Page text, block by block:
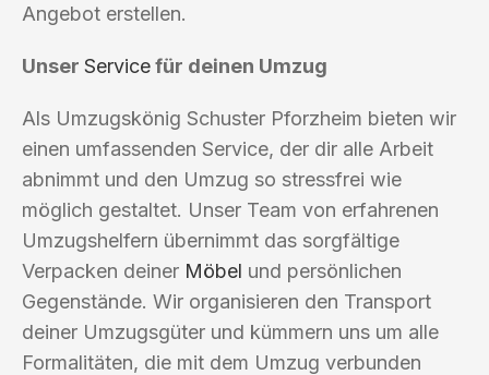
Angebot erstellen.
Unser Servicefür deinen Umzug
Als Umzugskönig Schuster Pforzheim bieten wir
einen umfassenden Service, der dir alle Arbeit
abnimmt und den Umzug so stressfrei wie
möglich gestaltet. Unser Team von erfahrenen
Umzugshelfern übernimmt das sorgfältige
Verpacken deiner Möbel und persönlichen
Gegenstände. Wir organisieren den Transport
deiner Umzugsgüter und kümmern uns um alle
Formalitäten, die mit dem Umzug verbunden